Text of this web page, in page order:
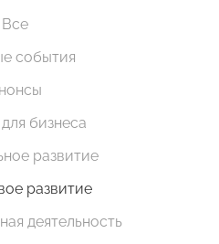
Все
события
бизнеса
развитие
развитие
деятельность